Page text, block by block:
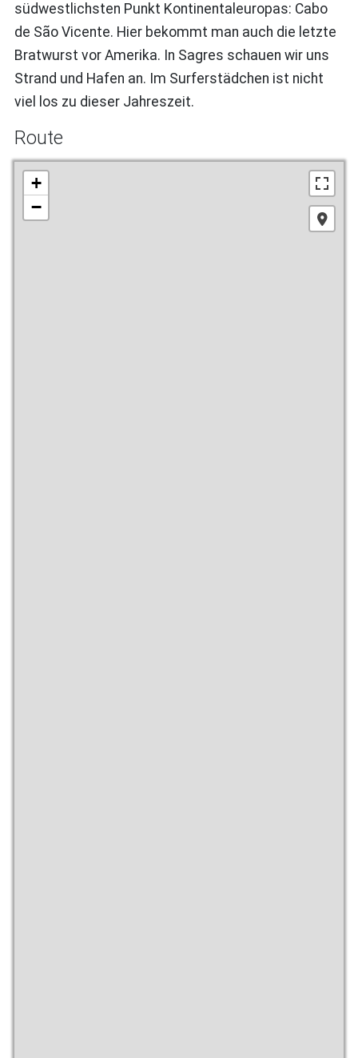
südwestlichsten Punkt Kontinentaleuropas: Cabo
de São Vicente. Hier bekommt man auch die letzte
Bratwurst vor Amerika. In Sagres schauen wir uns
Strand und Hafen an. Im Surferstädchen ist nicht
viel los zu dieser Jahreszeit.
Route
+
−